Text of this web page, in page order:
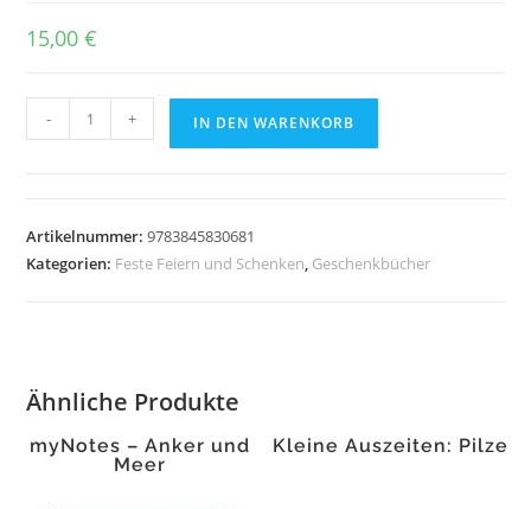
15,00€
Welt,
gefällt
Menge
- + IN DEN WARENKORB
Artikelnummer:9783845830681
Kategorien: Feste Feiern und Schenken, Geschenkbücher
Ähnliche Produkte
myNotes – Anker und
Meer
Kleine Auszeiten: Pilze